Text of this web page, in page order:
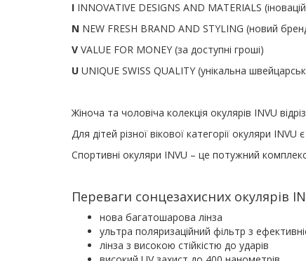
I INNOVATIVE DESIGNS AND MATERIALS (
N NEW FRESH BRAND AND STYLING (новий
V VALUE FOR MONEY (за доступні гроші)
U UNIQUE SWISS QUALITY (унікальна
Жіноча та чоловіча колекція окулярів INVU
Для дітей різної вікової категорії окуляри INVU
Спортивні окуляри INVU – це потужний
Переваги сонцезахисних окулярів
нова багатошарова лінза
ультра поляризаційний фільтр з
лінза з високою стійкістю до ударів